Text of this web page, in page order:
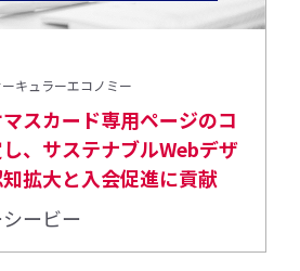
キュラーエコノミー
スカード専用ページのコ
、サステナブルWebデザ
拡大と入会促進に貢献
ービー